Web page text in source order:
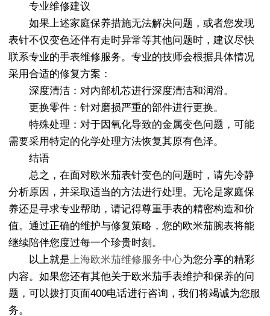
专业维修建议
如果上述家庭保养措施无法解决问题，或者您发现
表针不仅变色还伴有走时异常等其他问题时，建议尽快
联系专业的手表维修服务。专业的技师会根据具体情况
采用合适的修复方案：
深度清洁：对内部机芯进行深度清洁和润滑。
更换零件：针对磨损严重的部件进行更换。
特殊处理：对于因氧化导致的金属变色问题，可能
需要采用特定的化学处理方法恢复其原有色泽。
结语
总之，在面对欧米茄表针变色的问题时，请先冷静
分析原因，并采取适当的方法进行处理。无论是家庭保
养还是寻求专业帮助，请记得尊重手表的精密构造和价
值。通过正确的维护与修复策略，您的欧米茄腕表将能
继续陪伴您度过每一个珍贵时刻。
以上就是上海欧米茄维修服务中心为您分享的精彩
内容。如果您还有其他关于欧米茄手表维护和保养的问
题，可以拨打页面400电话进行咨询，我们将竭诚为您服
务。